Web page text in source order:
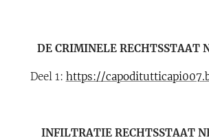
DE CRIMINELE RECHTSSTAAT
Deel 1: https://
INFILTRATIE RECHTSSTAAT